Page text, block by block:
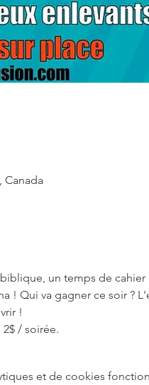
Canada
un temps de
! Qui va gagner ce soir ?
!
/ soirée.
et de cookies